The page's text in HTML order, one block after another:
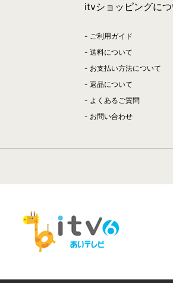
itvショッピングにつ
ご利用ガイド
送料について
お支払い方法について
返品について
よくあるご質問
お問い合わせ